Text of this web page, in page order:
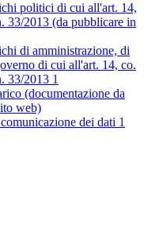
politici di cui all'art. 14,
33/2013 (da pubblicare in
di amministrazione, di
di cui all'art. 14, co.
33/2013 1
(documentazione da
web)
dei dati 1